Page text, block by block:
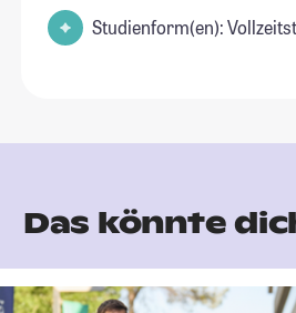
Studienform(en):
Das könnte